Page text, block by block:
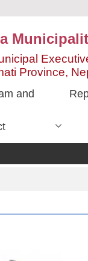
Province,
and